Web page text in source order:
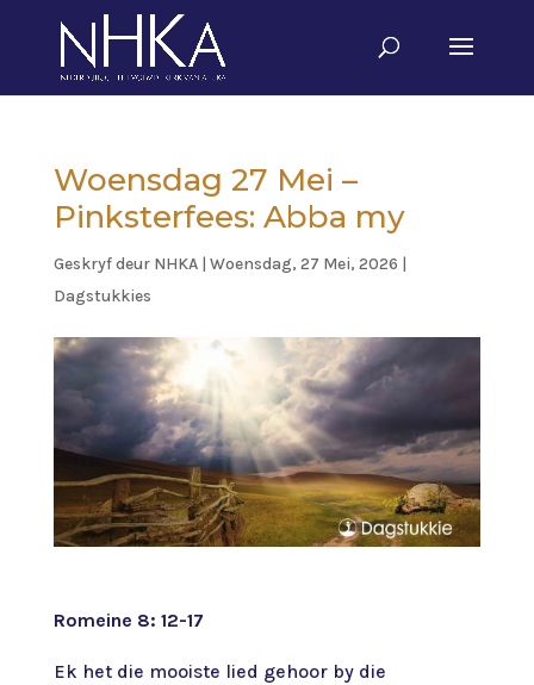
Woensdag 27 Mei –
Pinksterfees: Abba my
Geskryf deur NHKA| Woensdag, 27 Mei, 2026 |
Dagstukkies
Romeine 8: 12-17
Ek het die mooiste lied gehoor by die